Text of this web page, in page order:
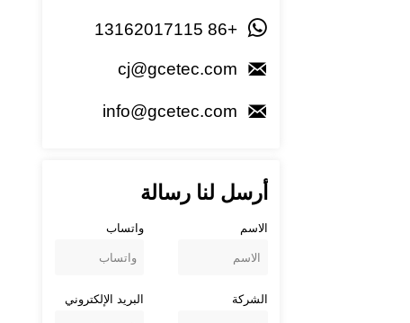

+86 13162017115

cj@gcetec.com

info@gcetec.com
أرسل لنا رسالة
الاسم واتساب
الشركة البريد الإلكتروني